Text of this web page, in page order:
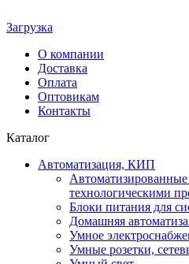
Загрузка
О компании
Доставка
Оплата
Оптовикам
Контакты
Каталог
Автоматизация, КИП
технологическими
Блоки питания для
Домашняя
Умное
Умные розетки,